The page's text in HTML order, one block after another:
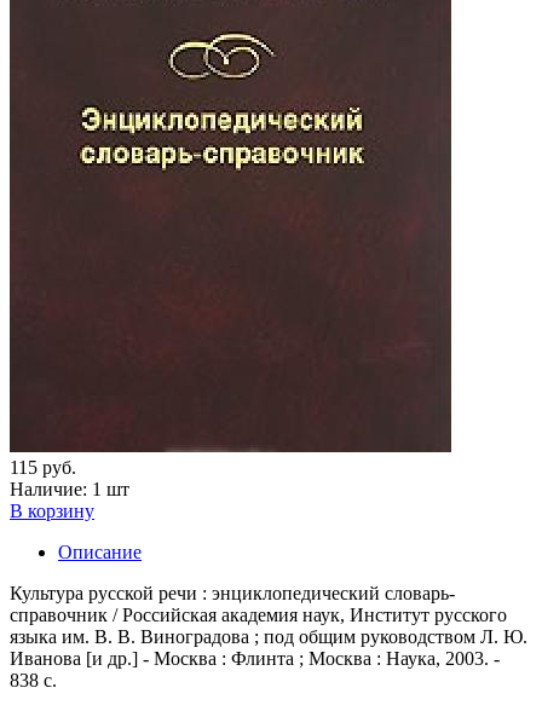
115 руб.
Наличие: 1 шт
В корзину
Описание
Культура русской речи : энциклопедический словарь-
справочник / Российская академия наук, Институт русского
языка им. В. В. Виноградова ; под общим руководством Л. Ю.
Иванова [и др.] - Москва : Флинта ; Москва : Наука, 2003. -
838 с.